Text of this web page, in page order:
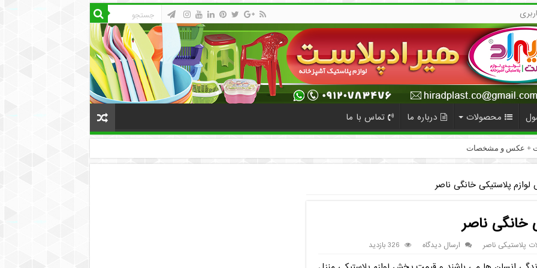
محصولات درباره ما تماس با ما
کت + عکس و مشخصات
+ جدیدترین مدل
پلاستیکی خانگی ناصر
خانگی ناصر
پلاستیکی ناصر ارسال دیدگاه 326 بازدید